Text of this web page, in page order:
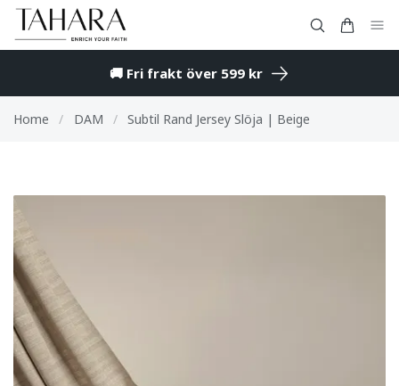
🚚 Fri frakt över 599 kr
Home / DAM / Subtil Rand Jersey Slöja | Beige